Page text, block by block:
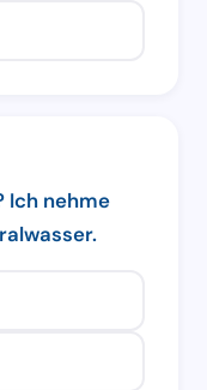
Ich nehme